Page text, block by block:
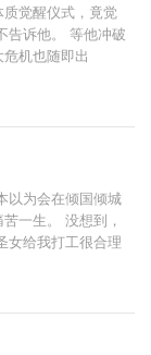
觉醒仪式，竟觉
告诉他。 等他冲破
机也随即出
以为会在倾国倾城
一生。 没想到，
女给我打工很合理